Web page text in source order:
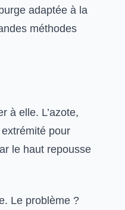
adaptée à la
méthodes
à elle. L’azote,
pour
le haut repousse
Le problème ?